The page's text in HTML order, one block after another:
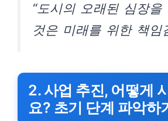
“도시의 오래된 심장
것은 미래를 위한 책임
2. 사업 추진, 어떻게
요? 초기 단계 파악하